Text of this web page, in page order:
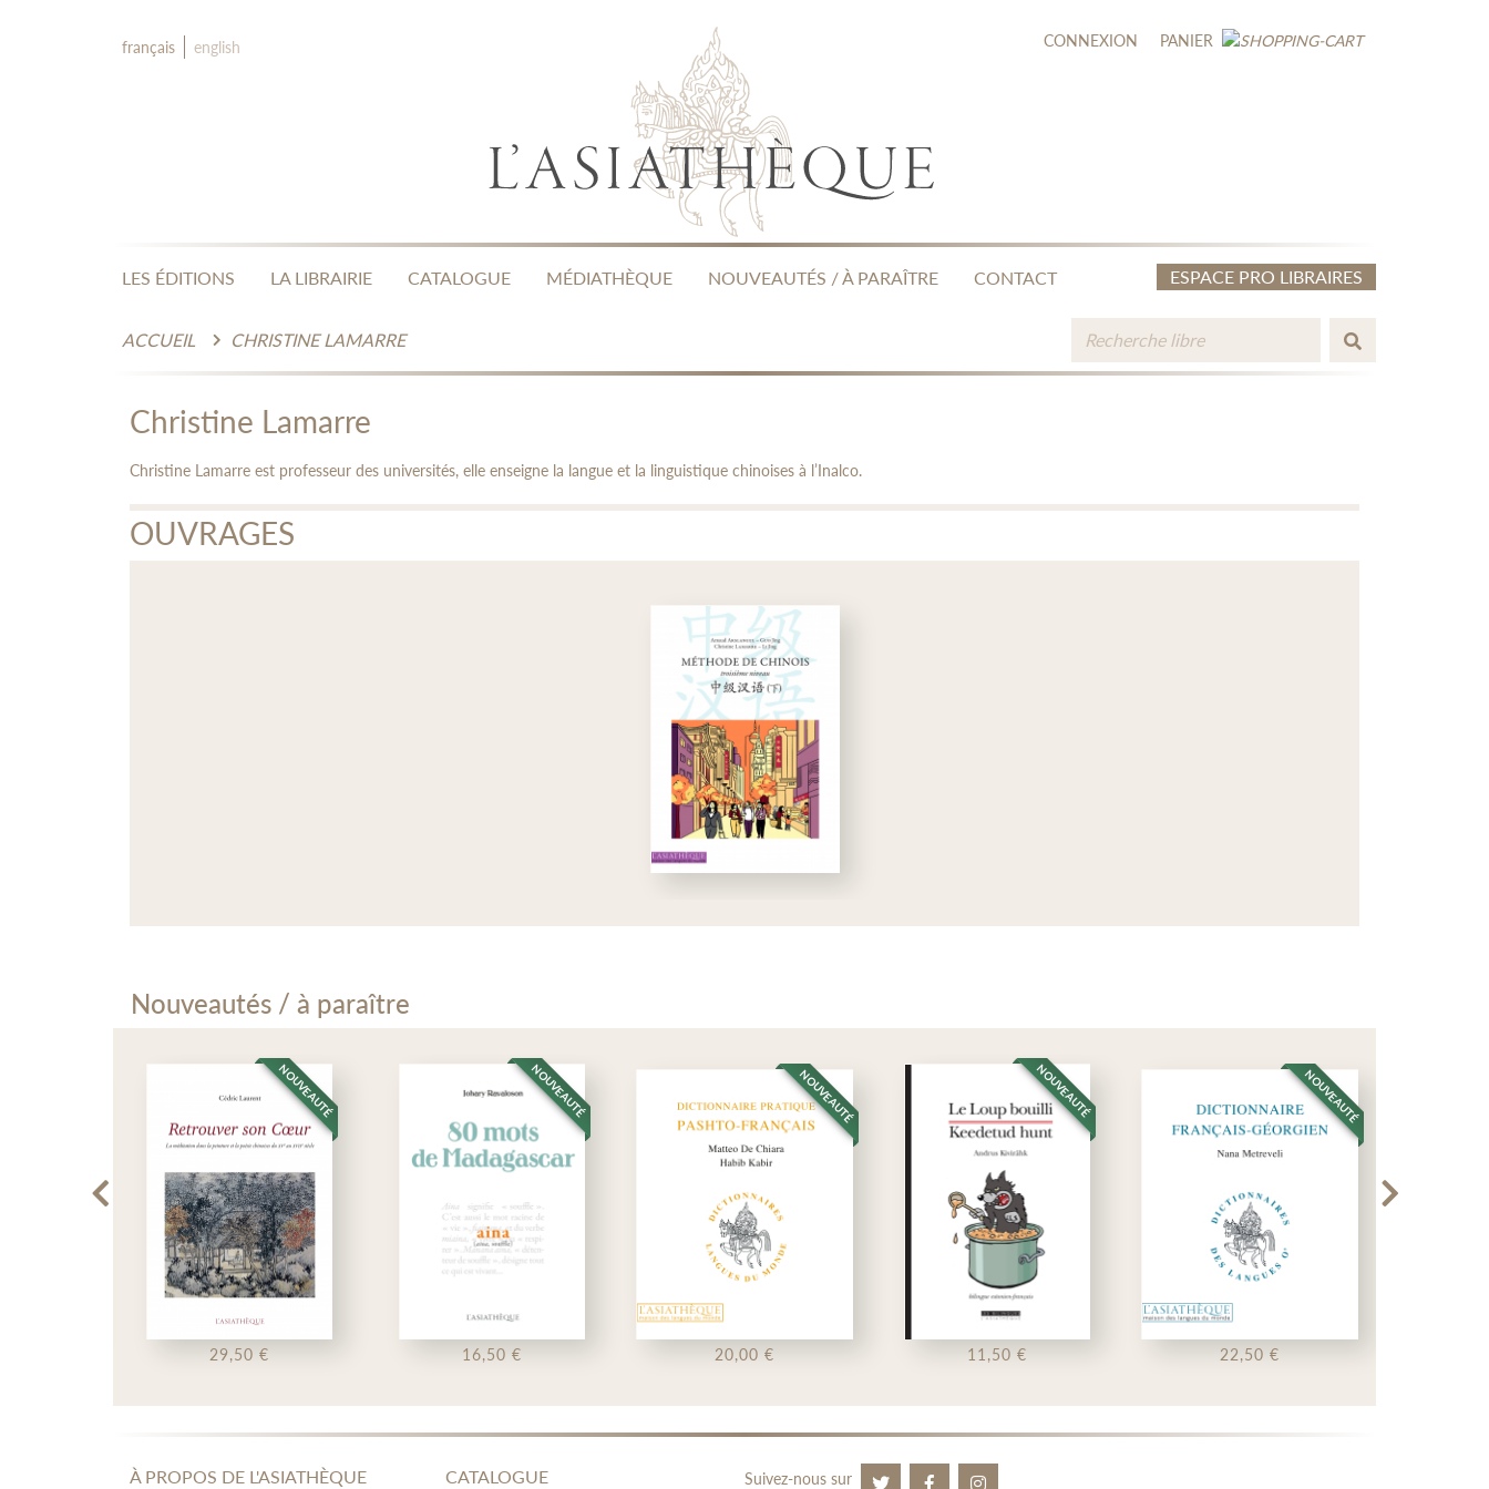
français english CONNEXION PANIER
LES ÉDITIONS LA LIBRAIRIE CATALOGUE MÉDIATHÈQUE NOUVEAUTÉS / À PARAÎTRE CONTACT ESPACE PRO LIBRAIRES
ACCUEIL CHRISTINE LAMARRE
Christine Lamarre
Christine Lamarre est professeur des universités, elle enseigne la langue et la linguistique chinoises à l’Inalco.
OUVRAGES
Nouveautés / à paraître
NOUVEAUTÉ
16,50 €
NOUVEAUTÉ
20,00 €
NOUVEAUTÉ
11,50 €
NOUVEAUTÉ
22,50 €
NOUVEAUTÉ
19,50 €
À PROPOS DE L'ASIATHÈQUE CATALOGUE Suivez-nous sur